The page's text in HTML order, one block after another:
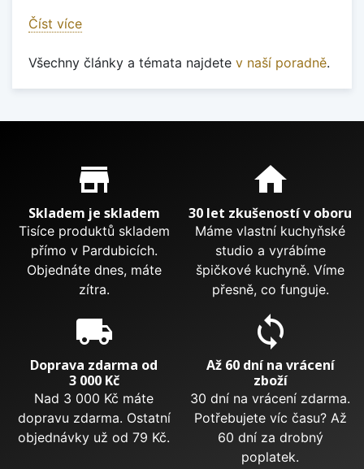
Číst více
Všechny články a témata najdete v naší poradně.
Proč nakupovat u nás?
store_mall_directory
Skladem je skladem
Tisíce produktů skladem
přímo v Pardubicích.
Objednáte dnes, máte
zítra.
home
30 let zkušeností v oboru
Máme vlastní kuchyňské
studio a vyrábíme
špičkové kuchyně. Víme
přesně, co funguje.
local_shipping
Doprava zdarma od
3 000 Kč
Nad 3 000 Kč máte
dopravu zdarma. Ostatní
objednávky už od 79 Kč.
sync
Až 60 dní na vrácení
zboží
30 dní na vrácení zdarma.
Potřebujete víc času? Až
60 dní za drobný
poplatek.